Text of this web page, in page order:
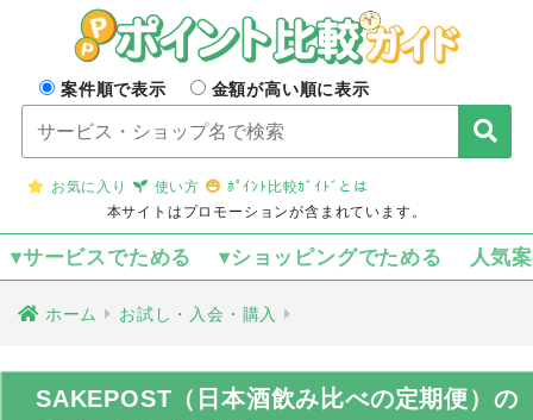
案件順で表示 金額が高い順に表示
お気に入り 使い方
ﾎﾟｲﾝﾄ比較ｶﾞｲﾄﾞとは
本サイトはプロモーションが含まれています。
▾サービスでためる ▾ショッピングでためる 人気
ホーム お試し・入会・購入
SAKEPOST（日本酒飲み比べの定期便）の